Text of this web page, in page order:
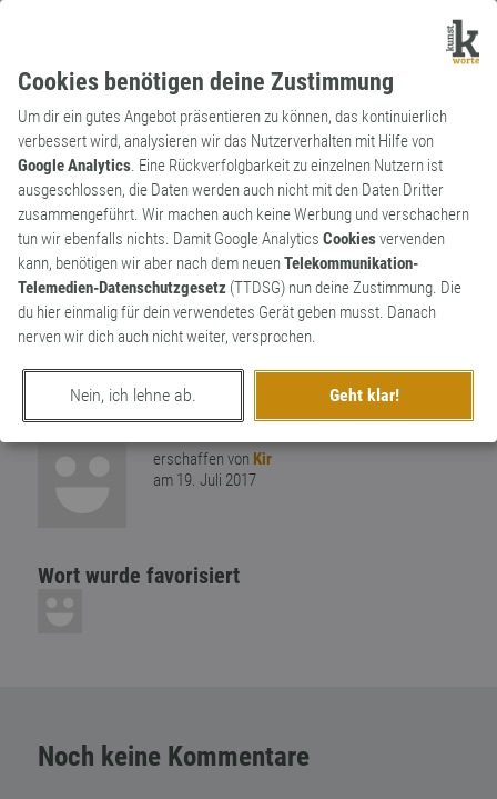
Cookies benötigen deine Zustimmung
Um dir ein gutes Angebot präsentieren zu können, das kontinuierlich
verbessert wird, analysieren wir das Nutzerverhalten mit Hilfe von
Google Analytics. Eine Rückverfolgbarkeit zu einzelnen Nutzern ist
ausgeschlossen, die Daten werden auch nicht mit den Daten Dritter
zusammengeführt. Wir machen auch keine Werbung und verschachern
tun wir ebenfalls nichts. Damit Google Analytics Cookiesvervenden
kann, benötigen wir aber nach dem neuenTelekommunikation-
Telemedien-Datenschutzgesetz (TTDSG) nun deine Zustimmung. Die
du hier einmalig für dein verwendetes Gerät geben musst. Danach
nerven wir dich auch nicht weiter, versprochen.
Nein, ich lehne ab. Geht klar!
Neologismus
Substantiv
Milf
Akronym (‚Mother I’d Like to Fuck‘; engl. für
‚Mutter, die ich gern beschliefe‘) für eine
Dame, deren Attraktivität durch ihren
salopp-subjektiv mit chauvin. Tendenz.
erschaffen von Kir
am 19. Juli 2017
Wort wurde favorisiert
Noch keine Kommentare